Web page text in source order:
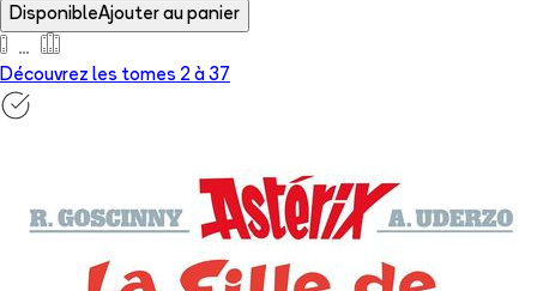
DisponibleAjouter au panier
Découvrez les tomes 2 à 37